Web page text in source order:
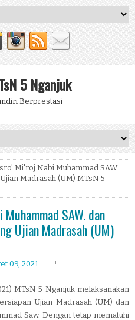
5 Nganjuk
Berprestasi
Mi'roj Nabi Muhammad SAW.
Madrasah (UM) MTsN 5
SAW. dan
Ujian Madrasah (UM)
09, 2021
MTsN 5 Nganjuk melaksanakan
Ujian Madrasah (UM) dan
Saw. Dengan tetap mematuhi